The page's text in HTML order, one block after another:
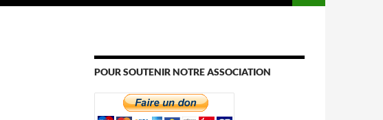
POUR SOUTENIR NOTRE ASSOCIATION